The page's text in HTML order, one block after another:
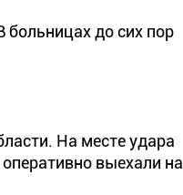
больницах до сих пор
На месте удара
выехали на